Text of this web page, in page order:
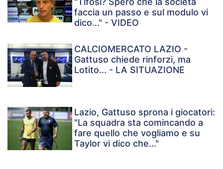
faccia un passo e sul modulo vi
dico..." - VIDEO
CALCIOMERCATO LAZIO -
Gattuso chiede rinforzi, ma
Lotito... - LA SITUAZIONE
Lazio, Gattuso sprona i giocatori:
"La squadra sta comincando a
fare quello che vogliamo e su
Taylor vi dico che..."